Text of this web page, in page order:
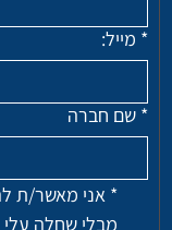
* מייל:
* שם חברה
*